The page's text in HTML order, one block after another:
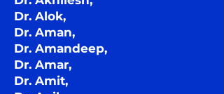
Dr. Alok,
Dr. Aman,
Dr. Amandeep,
Dr. Amar,
Dr. Amit,